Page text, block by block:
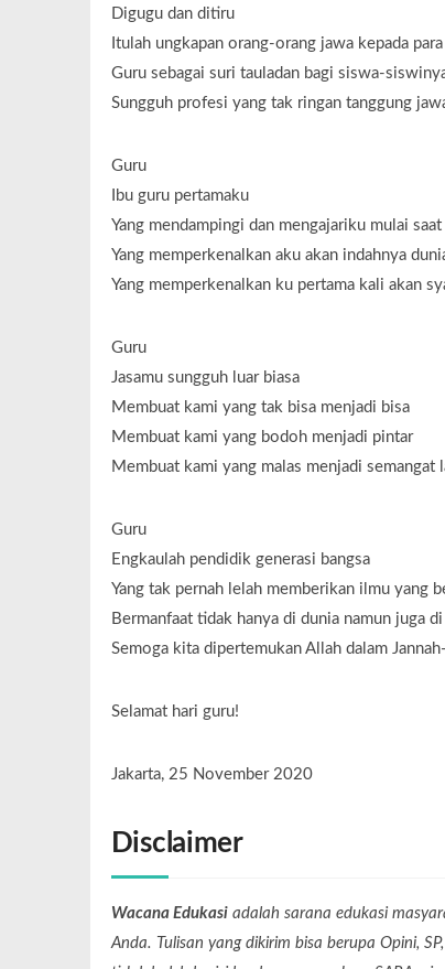
Digugu dan ditiru
Itulah ungkapan orang-orang jawa kepada
Guru sebagai suri tauladan bagi siswa-
Sungguh profesi yang tak ringan tanggung
Guru
Ibu guru pertamaku
Yang mendampingi dan mengajariku mulai
Yang memperkenalkan aku akan indahnya
Yang memperkenalkan ku pertama kali akan
Guru
Jasamu sungguh luar biasa
Membuat kami yang tak bisa menjadi bisa
Membuat kami yang bodoh menjadi pintar
Membuat kami yang malas menjadi semangat
Guru
Engkaulah pendidik generasi bangsa
Yang tak pernah lelah memberikan ilmu yang
Bermanfaat tidak hanya di dunia namun juga
Semoga kita dipertemukan Allah dalam
Selamat hari guru!
Jakarta, 25 November 2020
Disclaimer
Wacana Edukasiadalah sarana edukasi
Anda. Tulisan yang dikirim bisa berupa Opini,